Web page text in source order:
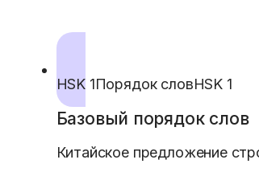
HSK 1Порядок словHSK 1
Базовый порядок слов
Китайское предложение